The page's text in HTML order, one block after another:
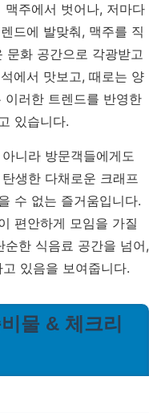
주에서 벗어나, 저마다
드에 발맞춰, 맥주를 직
문화 공간으로 각광받고
에서 맛보고, 때로는 양
러한 트렌드를 반영한
있습니다.
니라 방문객들에게도
생한 다채로운 크래프
수 없는 즐거움입니다.
편안하게 모임을 가질
한 식음료 공간을 넘어,
있음을 보여줍니다.
물 & 체크리